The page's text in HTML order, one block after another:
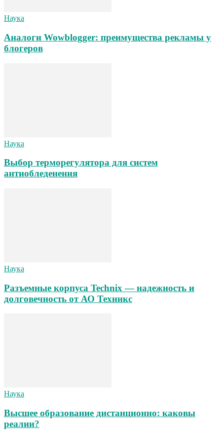
Наука
Аналоги Wowblogger: преимущества рекламы у
блогеров
Наука
Выбор терморегулятора для систем
антиобледенения
Наука
Разъемные корпуса Technix — надежность и
долговечность от АО Техникс
Наука
Высшее образование дистанционно: каковы
реалии?